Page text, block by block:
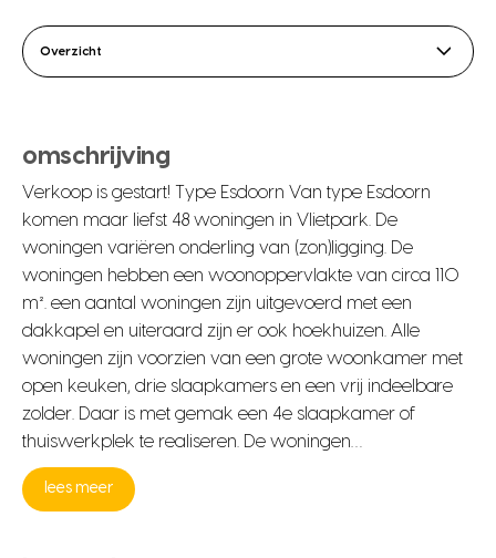
Overzicht
omschrijving
Verkoop is gestart! Type Esdoorn Van type Esdoorn
komen maar liefst 48 woningen in Vlietpark. De
woningen variëren onderling van (zon)ligging. De
woningen hebben een woonoppervlakte van circa 110
m². een aantal woningen zijn uitgevoerd met een
dakkapel en uiteraard zijn er ook hoekhuizen. Alle
woningen zijn voorzien van een grote woonkamer met
open keuken, drie slaapkamers en een vrij indeelbare
zolder. Daar is met gemak een 4e slaapkamer of
thuiswerkplek te realiseren. De woningen…
lees meer